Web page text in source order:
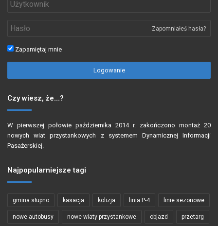
Zapomniałeś hasła?
Zapamiętaj mnie
Logowanie
Czy wiesz, że…?
W pierwszej połowie października 2014 r. zakończono montaż 20
nowych wiat przystankowych z systemem Dynamicznej Informacji
Pasażerskiej.
Najpopularniejsze tagi
gmina słupno kasacja kolizja linia P-4 linie sezonowe
nowe autobusy nowe wiaty przystankowe objazd przetarg